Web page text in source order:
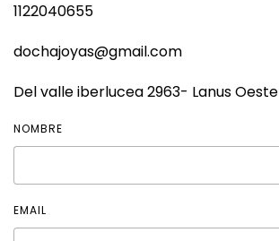
1122040655
dochajoyas@gmail.com
Del valle iberlucea 2963- Lanus Oeste
NOMBRE
EMAIL